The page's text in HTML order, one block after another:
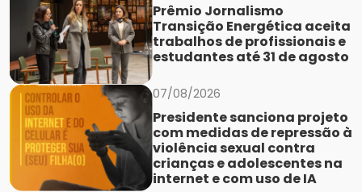
Prêmio Jornalismo
Transição Energética aceita
trabalhos de profissionais e
estudantes até 31 de agosto
07/08/2026
Presidente sanciona projeto
com medidas de repressão à
violência sexual contra
crianças e adolescentes na
internet e com uso de IA